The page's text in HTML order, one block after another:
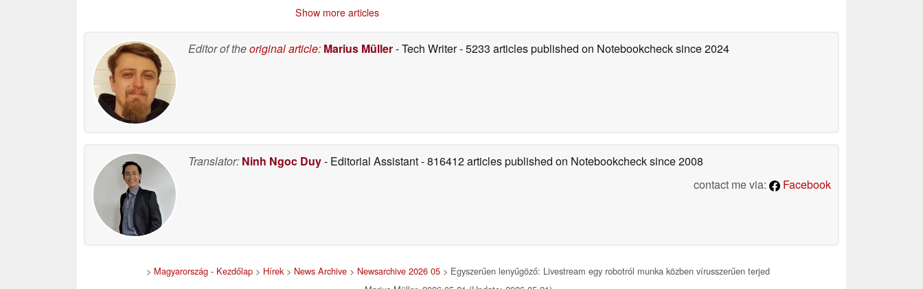
Show more articles
Editor of theoriginal article: Marius Müller- Tech Writer- 5233 articles published on Notebookchecksince 2024
Translator: Ninh Ngoc Duy- Editorial Assistant- 816412 articles published on Notebookchecksince 2008
contact me via:
Facebook
> Magyarország - Kezdőlap > Hírek> News Archive > Newsarchive 2026 05 > Egyszerűen lenyűgöző: Livestream egy robotról munka közben vírusszerűen terjed